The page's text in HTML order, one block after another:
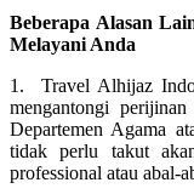
Beberapa Alasan
Melayani Anda
1. Travel Alhijaz
mengantongi
Departemen Agama
tidak perlu takut
professional atau abal-